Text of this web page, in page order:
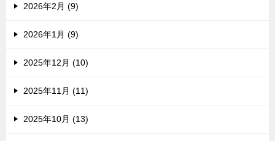
2026年2月 (9)
2026年1月 (9)
2025年12月 (10)
2025年11月 (11)
2025年10月 (13)